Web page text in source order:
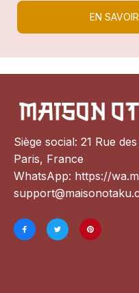
EN
Siège social: 21 Rue
Paris, France
WhatsApp: https://